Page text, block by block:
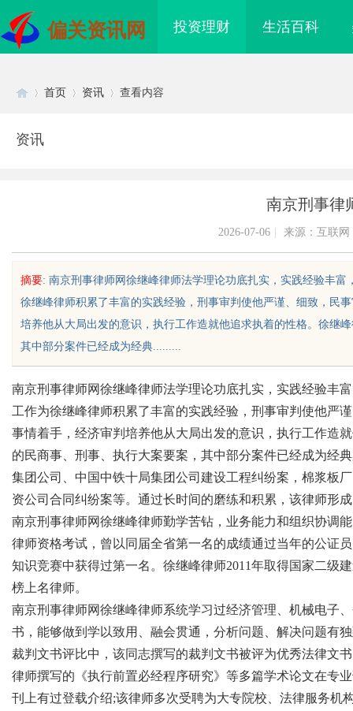
偏关资讯网 投资理财 生活百科
sc
uz
!
首页 资讯 查看内容
资讯
南京刑事律
2026-07-06 来源：互联网
摘要: 南京刑事律师网徐继峰律师法学理论功底扎实，实践经验丰
徐继峰律师积累了丰富的实践经验，刑事审判使他严谨、细致，民
培养他从大局出发的意识，执行工作造就他追求执着的性格。徐继
其中部分案件已经成为经典.........
南京刑事律师网徐继峰律师法学理论功底扎实，实践经验丰
工作为徐继峰律师积累了丰富的实践经验，刑事审判使他严
事情着手，经济审判培养他从大局出发的意识，执行工作造
的民商事、刑事、执行大案要案，其中部分案件已经成为经
集团公司、中国中铁十局集团公司建设工程纠纷案，棉浆板
资公司合同纠纷案等。通过长时间的磨练和积累，该律师形
南京刑事律师网徐继峰律师勤学苦钻，业务能力和组织协调
律师资格考试，曾以同届全省第一名的成绩通过当年的公证
知识竞赛中获得过第一名。徐继峰律师2011年取得国家二级
榜上名律师。
南京刑事律师网徐继峰律师系统学习过经济管理、机械电子
书，能够做到学以致用、融会贯通，分析问题、解决问题有
裁判文书评比中，该同志撰写的裁判文书被评为优秀法律文
律师撰写的《执行前置必经程序研究》等多篇学术论文在专
刊上有过登载介绍;该律师多次受聘为大专院校、法律服务机
锡材料全解析：焊锡
铅焊锡丝的应用与优 价比高？虫草品牌哪个用户评价
深度剖析玄鹿虫草硬核实力